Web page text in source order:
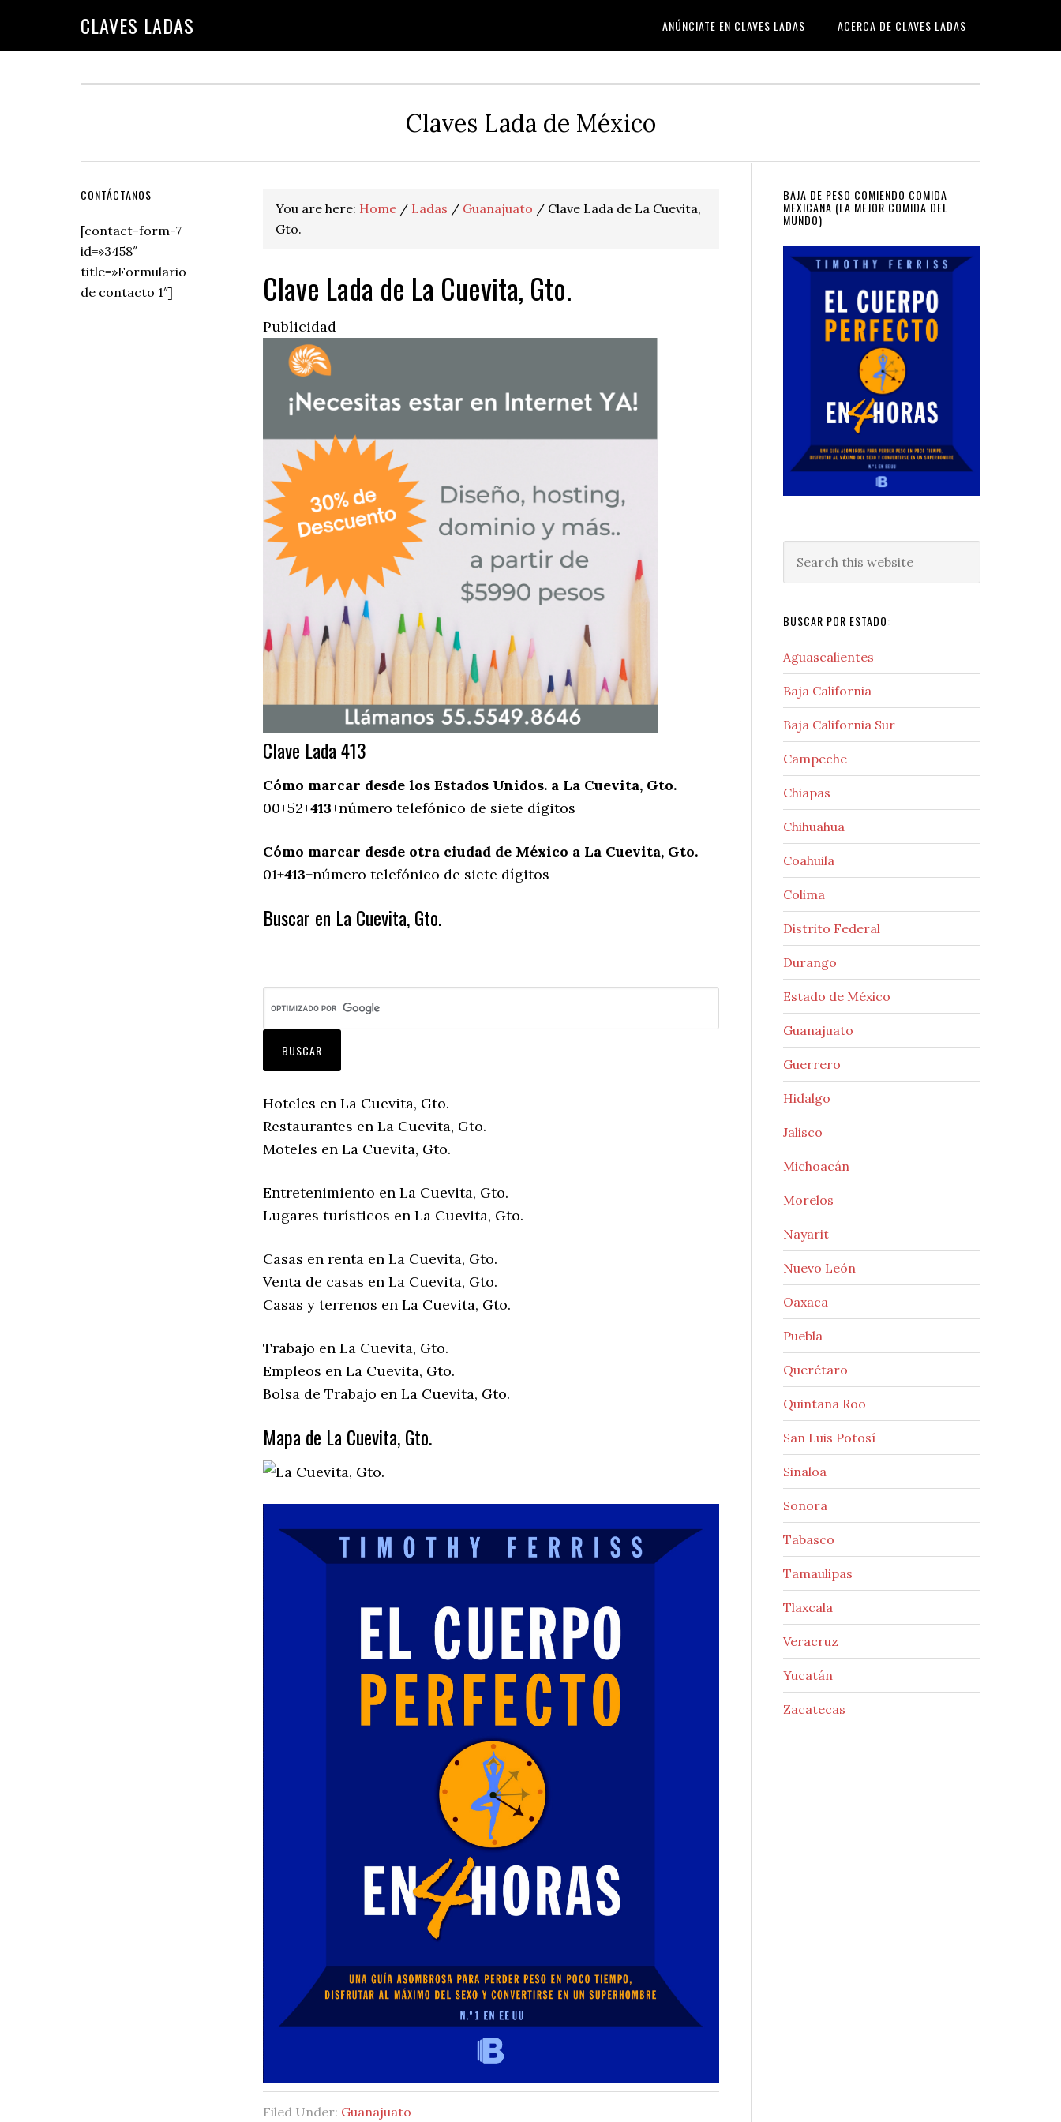
CLAVES LADAS ANÚNCIATE EN CLAVES LADAS ACERCA DE CLAVES LADAS
Claves Lada de México
You are here: Home / Ladas / Guanajuato / Clave Lada de La Cuevita,
Gto.
Clave Lada de La Cuevita, Gto.
Publicidad
Clave Lada 413
Cómo marcar desde los Estados Unidos. a La Cuevita, Gto.
00+52+413+número telefónico de siete dígitos
Cómo marcar desde otra ciudad de México a La Cuevita, Gto.
01+413+número telefónico de siete dígitos
Buscar en La Cuevita, Gto.
Hoteles en La Cuevita, Gto.
Restaurantes en La Cuevita, Gto.
Moteles en La Cuevita, Gto.
Entretenimiento en La Cuevita, Gto.
Lugares turísticos en La Cuevita, Gto.
Casas en renta en La Cuevita, Gto.
Venta de casas en La Cuevita, Gto.
Casas y terrenos en La Cuevita, Gto.
Trabajo en La Cuevita, Gto.
Empleos en La Cuevita, Gto.
Bolsa de Trabajo en La Cuevita, Gto.
Mapa de La Cuevita, Gto.
Filed Under: Guanajuato
Primary
Sidebar
BAJA DE PESO COMIENDO COMIDA
MEXICANA (LA MEJOR COMIDA DEL
MUNDO)
this
BUSCAR POR ESTADO:
Aguascalientes
Baja California
Baja California Sur
Campeche
Chiapas
Chihuahua
Coahuila
Colima
Distrito Federal
Durango
Estado de México
Guanajuato
Guerrero
Hidalgo
Jalisco
Michoacán
Morelos
Nayarit
Nuevo León
Oaxaca
Puebla
Querétaro
Quintana Roo
San Luis Potosí
Sinaloa
Sonora
Tabasco
Tamaulipas
Tlaxcala
Veracruz
Yucatán
Zacatecas
Secondary
Sidebar
CONTÁCTANOS
[contact-form-7
id=»3458″
title=»Formulario
de contacto 1″]